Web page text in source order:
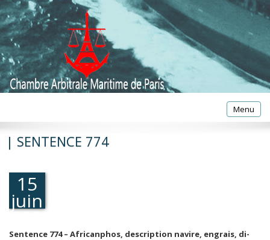
Toggle
Menu
| SENTENCE 774
15
juin
1990
Sentence 774 – Africanphos, description navire, engrais, di-